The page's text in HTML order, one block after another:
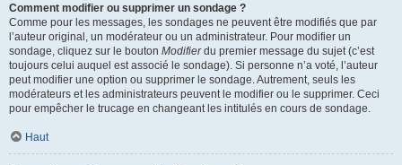
Comment modifier ou supprimer un sondage ?
Comme pour les messages, les sondages ne peuvent être modifiés que par
l’auteur original, un modérateur ou un administrateur. Pour modifier un
sondage, cliquez sur le bouton Modifierdu premier message du sujet (c’est
toujours celui auquel est associé le sondage). Si personne n’a voté, l’auteur
peut modifier une option ou supprimer le sondage. Autrement, seuls les
modérateurs et les administrateurs peuvent le modifier ou le supprimer. Ceci
pour empêcher le trucage en changeant les intitulés en cours de sondage.
Haut